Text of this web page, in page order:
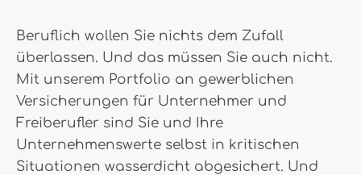
Beruflich wollen Sie nichts dem Zufall
überlassen. Und das müssen Sie auch nicht.
Mit unserem Portfolio an gewerblichen
Versicherungen für Unternehmer und
Freiberufler sind Sie und Ihre
Unternehmenswerte selbst in kritischen
Situationen wasserdicht abgesichert. Und